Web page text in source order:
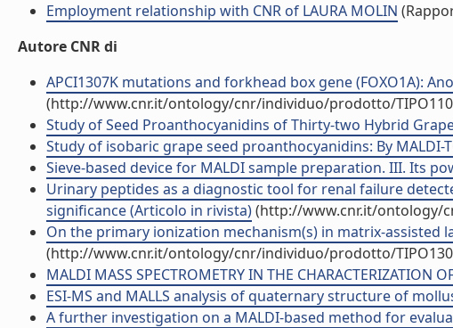
Employment relationship with CNR of LAURA MOLIN
Autore CNR di
APCI1307K mutations and forkhead box gene (FOXO1A):
(http://www.cnr.it/ontology/cnr/individuo/prodotto/
Study of Seed Proanthocyanidins of Thirty-two Hybrid
Study of isobaric grape seed proanthocyanidins: By MALDI-
Sieve-based device for MALDI sample preparation. III. Its
Urinary peptides as a diagnostic tool for renal failure
significance (Articolo in rivista)(http://www.cnr.it/ontology/
On the primary ionization mechanism(s) in matrix-
(http://www.cnr.it/ontology/cnr/individuo/prodotto/
MALDI MASS SPECTROMETRY IN THE
ESI-MS and MALLS analysis of quaternary structure of
A further investigation on a MALDI-based method for